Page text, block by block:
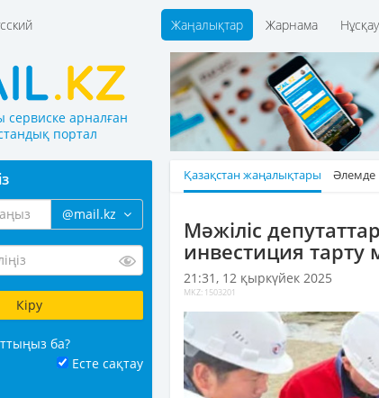
Жаңалықтар Жарнама Нұсқау
сервиске арналған
портал
Қазақстан жаңалықтары Әлемде
Мәжіліс
инвестиция тарту
21:31, 12 қыркүйек 2025
MKZ: 1503201
@mail.kz
ба?
Есте сақтау